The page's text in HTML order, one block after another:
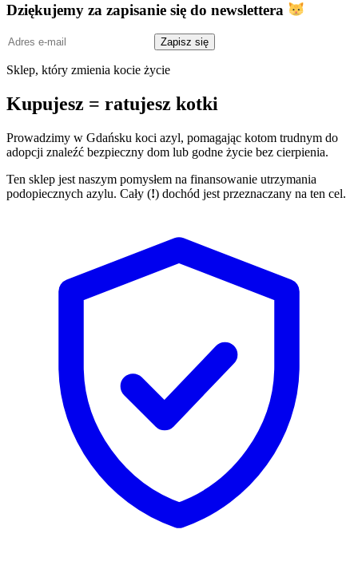
Dziękujemy za zapisanie się do newslettera
Adres
mail
Zapisz się
Sklep, który zmienia kocie życie
Kupujesz = ratujesz kotki
Prowadzimy w Gdańsku koci azyl, pomagając kotom trudnym do
adopcji znaleźć bezpieczny dom lub godne życie bez cierpienia.
Ten sklep jest naszym pomysłem na finansowanie utrzymania
podopiecznych azylu. Cały (!) dochód jest przeznaczany na ten cel.